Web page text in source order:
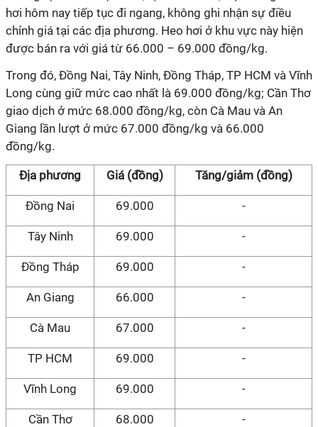
hơi hôm nay tiếp tục đi ngang, không ghi nhận sự điều
chỉnh giá tại các địa phương. Heo hơi ở khu vực này hiện
được bán ra với giá từ 66.000 – 69.000 đồng/kg.
Trong đó, Đồng Nai, Tây Ninh, Đồng Tháp, TP HCM và Vĩnh
Long cùng giữ mức cao nhất là 69.000 đồng/kg; Cần Thơ
giao dịch ở mức 68.000 đồng/kg, còn Cà Mau và An
Giang lần lượt ở mức 67.000 đồng/kg và 66.000
đồng/kg.
Địa phương Giá (đồng) Tăng/giảm (đồng)
Đồng Nai 69.000 -
Tây Ninh 69.000 -
Đồng Tháp 69.000 -
An Giang 66.000 -
Cà Mau 67.000 -
TP HCM 69.000 -
Vĩnh Long 69.000 -
Cần Thơ 68.000 -